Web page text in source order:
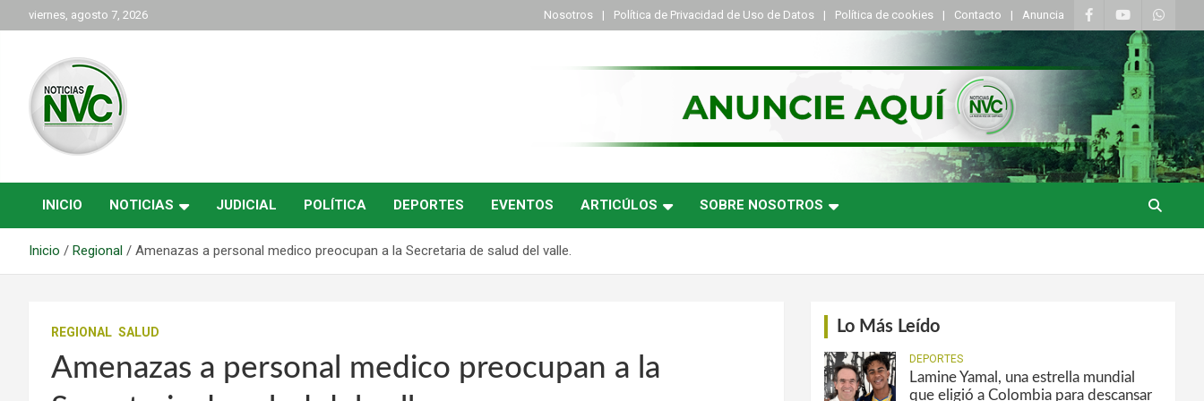
al
viernes, agosto 7, 2026 Nosotros Política de Privacidad de Uso de Datos Política de cookies Contacto Anuncia
NVC Noticias
INICIO NOTICIAS JUDICIAL POLÍTICA DEPORTES EVENTOS ARTICÚLOS SOBRE NOSOTROS
Inicio Regional Amenazas a personal medico preocupan a la Secretaria de salud del valle.
REGIONAL SALUD
Amenazas a personal medico preocupan a la
Lo Más Leído
DEPORTES
Lamine Yamal, una estrella mundial
que eligió a Colombia para descansar